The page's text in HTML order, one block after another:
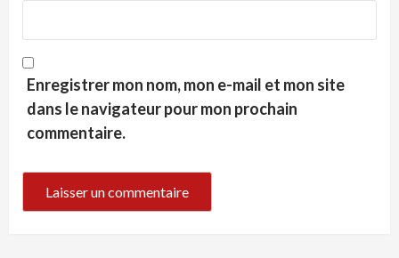
Enregistrer mon nom, mon e-mail et mon site
dans le navigateur pour mon prochain
commentaire.